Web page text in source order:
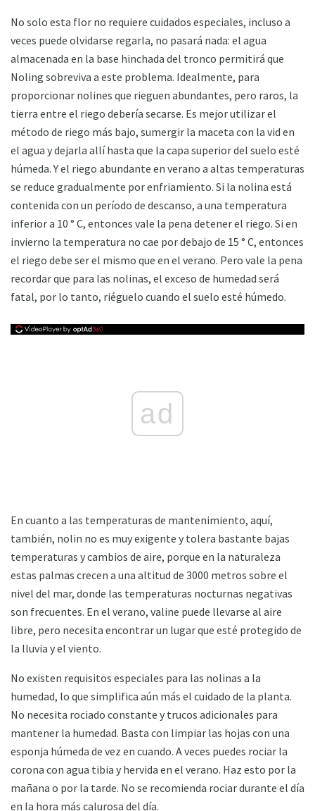
No solo esta flor no requiere cuidados especiales, incluso a
veces puede olvidarse regarla, no pasará nada: el agua
almacenada en la base hinchada del tronco permitirá que
Noling sobreviva a este problema. Idealmente, para
proporcionar nolines que rieguen abundantes, pero raros, la
tierra entre el riego debería secarse. Es mejor utilizar el
método de riego más bajo, sumergir la maceta con la vid en
el agua y dejarla allí hasta que la capa superior del suelo esté
húmeda. Y el riego abundante en verano a altas temperaturas
se reduce gradualmente por enfriamiento. Si la nolina está
contenida con un período de descanso, a una temperatura
inferior a 10 ° C, entonces vale la pena detener el riego. Si en
invierno la temperatura no cae por debajo de 15 ° C, entonces
el riego debe ser el mismo que en el verano. Pero vale la pena
recordar que para las nolinas, el exceso de humedad será
fatal, por lo tanto, riéguelo cuando el suelo esté húmedo.
ad
En cuanto a las temperaturas de mantenimiento, aquí,
también, nolin no es muy exigente y tolera bastante bajas
temperaturas y cambios de aire, porque en la naturaleza
estas palmas crecen a una altitud de 3000 metros sobre el
nivel del mar, donde las temperaturas nocturnas negativas
son frecuentes. En el verano, valine puede llevarse al aire
libre, pero necesita encontrar un lugar que esté protegido de
la lluvia y el viento.
No existen requisitos especiales para las nolinas a la
humedad, lo que simplifica aún más el cuidado de la planta.
No necesita rociado constante y trucos adicionales para
mantener la humedad. Basta con limpiar las hojas con una
esponja húmeda de vez en cuando. A veces puedes rociar la
corona con agua tibia y hervida en el verano. Haz esto por la
mañana o por la tarde. No se recomienda rociar durante el día
en la hora más calurosa del día.